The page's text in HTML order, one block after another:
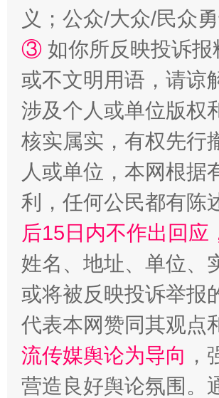
义；公众/大众/民众
③ 如你所反映投诉
或不文明用语，请谅
涉及个人或单位版权
核实属实，有权先行
人或单位，本网根据
利，任何公民都有陈
后15日内不作出回应
姓名、地址、单位、
或将被反映投诉举报
代表本网赞同其观点
流传媒舆论为导向
营造良好舆论氛围。